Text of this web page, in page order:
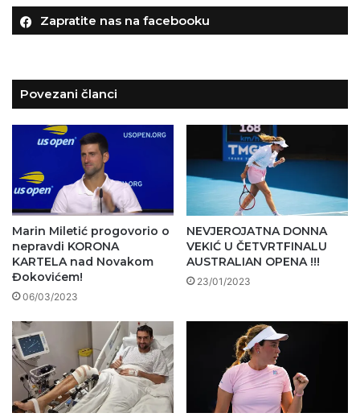
Zapratite nas na facebooku
Povezani članci
Marin Miletić progovorio o
nepravdi KORONA
KARTELA nad Novakom
Đokovićem!
06/03/2023
NEVJEROJATNA DONNA
VEKIĆ U ČETVRTFINALU
AUSTRALIAN OPENA !!!
23/01/2023